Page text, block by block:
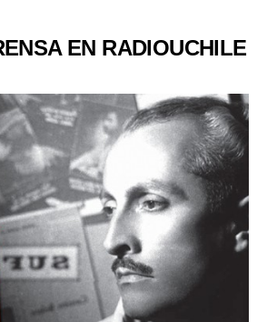
EN RADIOUCHILE